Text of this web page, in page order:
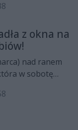
z okna na
nad ranem
w sobotę